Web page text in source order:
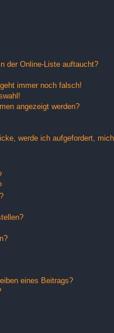
der Online-Liste auftaucht?
immer noch falsch!
angezeigt werden?
werde ich aufgefordert,
eines Beitrags?